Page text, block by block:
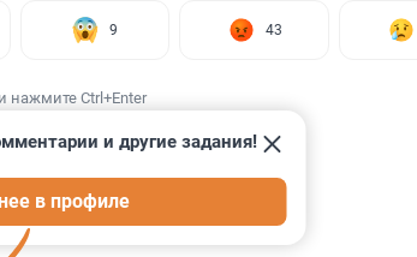
9 43
нажмите Ctrl+Enter
и другие задания!
в профиле